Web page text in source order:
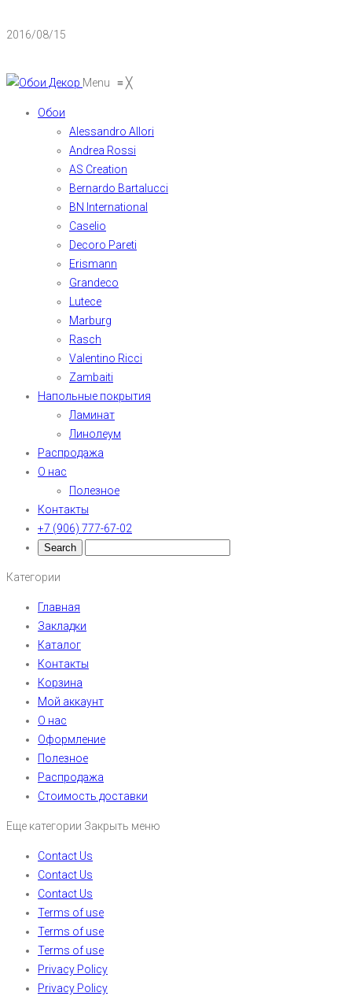
2016/08/15
Menu ≡╳
Обои
Alessandro Allori
Andrea Rossi
AS Creation
Bernardo Bartalucci
BN International
Caselio
Decoro Pareti
Erismann
Grandeco
Lutece
Marburg
Rasch
Valentino Ricci
Zambaiti
Напольные покрытия
Ламинат
Линолеум
Распродажа
О нас
Полезное
Контакты
+7 (906) 777-67-02
Категории
Главная
Закладки
Каталог
Контакты
Корзина
Мой аккаунт
О нас
Оформление
Полезное
Распродажа
Стоимость доставки
Еще категории Закрыть меню
Contact Us
Contact Us
Contact Us
Terms of use
Terms of use
Terms of use
Privacy Policy
Privacy Policy